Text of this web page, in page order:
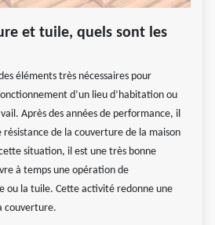
et tuile, quels sont les
éléments très nécessaires pour
d’un lieu d’habitation ou
Après des années de performance, il
de la couverture de la maison
situation, il est une très bonne
à temps une opération de
ou la tuile. Cette activité redonne une
couverture.